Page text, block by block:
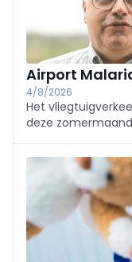
Airport
4/8/2026
Het
deze
namelijk ‘Airport